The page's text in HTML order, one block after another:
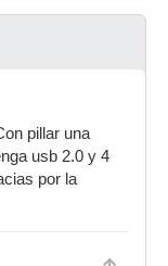
pillar una
usb 2.0 y 4
por la